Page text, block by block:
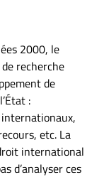
2000, le
recherche
de
:
etc. La
international
d’analyser ces